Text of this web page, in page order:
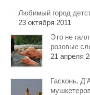
Любимый город
23 октября 2011
Это не
розовые
21 апреля
Гасконь,